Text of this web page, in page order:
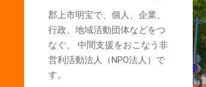
郡上市明宝で、個人、企業、
行政、地域活動団体などをつ
なぐ、 中間支援をおこなう非
営利活動法人（NPO法人）で
す。